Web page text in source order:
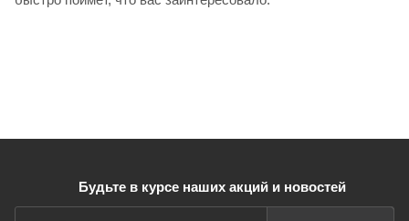
Будьте в курсе наших акций и новостей